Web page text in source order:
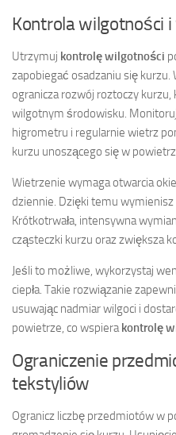
Kontrola wilgotności
Utrzymuj kontrolę wilgotności
zapobiegać osadzaniu się
ogranicza rozwój roztoczy
wilgotnym środowisku.
higrometru i regularnie wietrz
kurzu unoszącego się w
Wietrzenie wymaga otwarcia
dziennie. Dzięki temu
Krótkotrwała, intensywna
cząsteczki kurzu oraz zwiększa
Jeśli to możliwe, wykorzystaj
ciepła. Takie rozwiązanie
usuwając nadmiar wilgoci i
powietrze, co wspierakontrolę
Ograniczenie
tekstyliów
Ogranicz liczbę przedmiotów w